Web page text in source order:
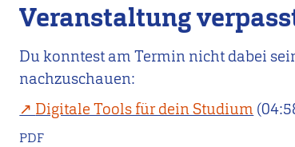
Veranstaltung
Du konntest am Termin nicht dabei
nachzuschauen:
Digitale Tools für dein Studium
PDF